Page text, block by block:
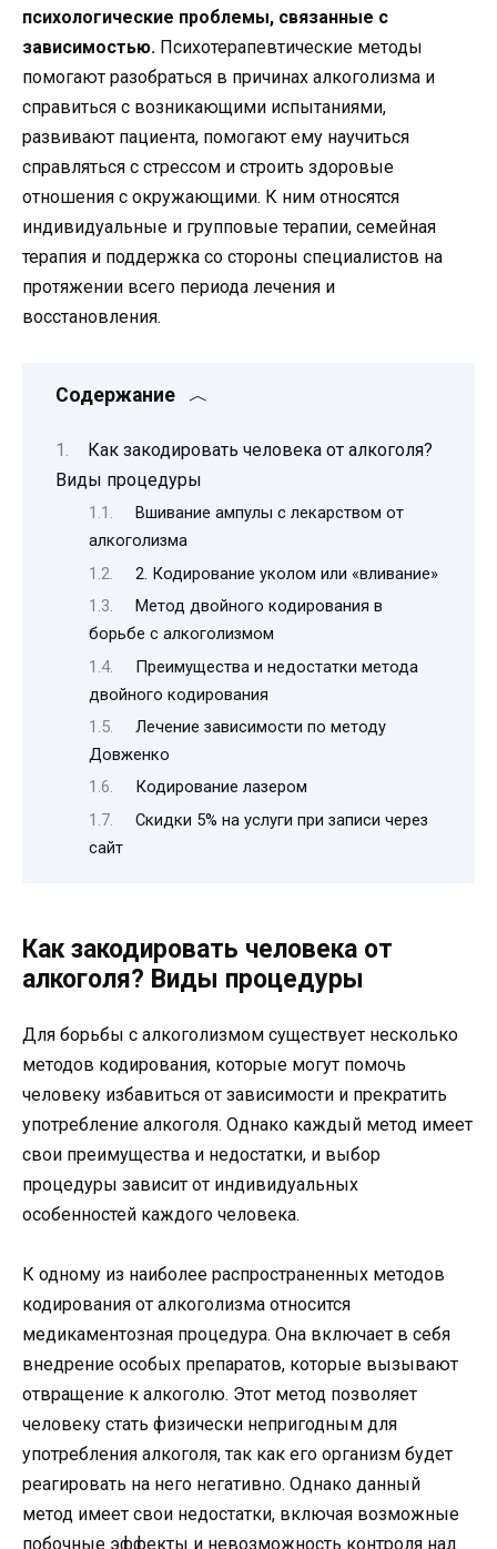
психологические проблемы, связанные с
зависимостью. Психотерапевтические методы
помогают разобраться в причинах алкоголизма и
справиться с возникающими испытаниями,
развивают пациента, помогают ему научиться
справляться с стрессом и строить здоровые
отношения с окружающими. К ним относятся
индивидуальные и групповые терапии, семейная
терапия и поддержка со стороны специалистов на
протяжении всего периода лечения и
восстановления.
Содержание
Как закодировать человека от алкоголя?
Виды процедуры
Вшивание ампулы с лекарством от
алкоголизма
2. Кодирование уколом или «вливание»
Метод двойного кодирования в
борьбе с алкоголизмом
Преимущества и недостатки метода
двойного кодирования
Лечение зависимости по методу
Довженко
Кодирование лазером
Скидки 5% на услуги при записи через
сайт
Как закодировать человека от
алкоголя? Виды процедуры
Для борьбы с алкоголизмом существует несколько
методов кодирования, которые могут помочь
человеку избавиться от зависимости и прекратить
употребление алкоголя. Однако каждый метод имеет
свои преимущества и недостатки, и выбор
процедуры зависит от индивидуальных
особенностей каждого человека.
К одному из наиболее распространенных методов
кодирования от алкоголизма относится
медикаментозная процедура. Она включает в себя
внедрение особых препаратов, которые вызывают
отвращение к алкоголю. Этот метод позволяет
человеку стать физически непригодным для
употребления алкоголя, так как его организм будет
реагировать на него негативно. Однако данный
метод имеет свои недостатки, включая возможные
побочные эффекты и невозможность контроля над